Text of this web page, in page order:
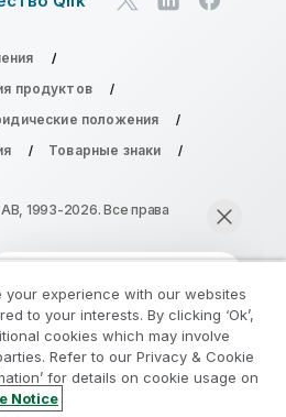
продуктов
положения
Товарные знаки
1993-2026. Все права
к программе
приложения QlikView
модернизации
your experience with our websites
to your interests. By clicking ‘Ok’,
cookies which may involve
Refer to our Privacy & Cookie
for details on cookie usage on
Notice